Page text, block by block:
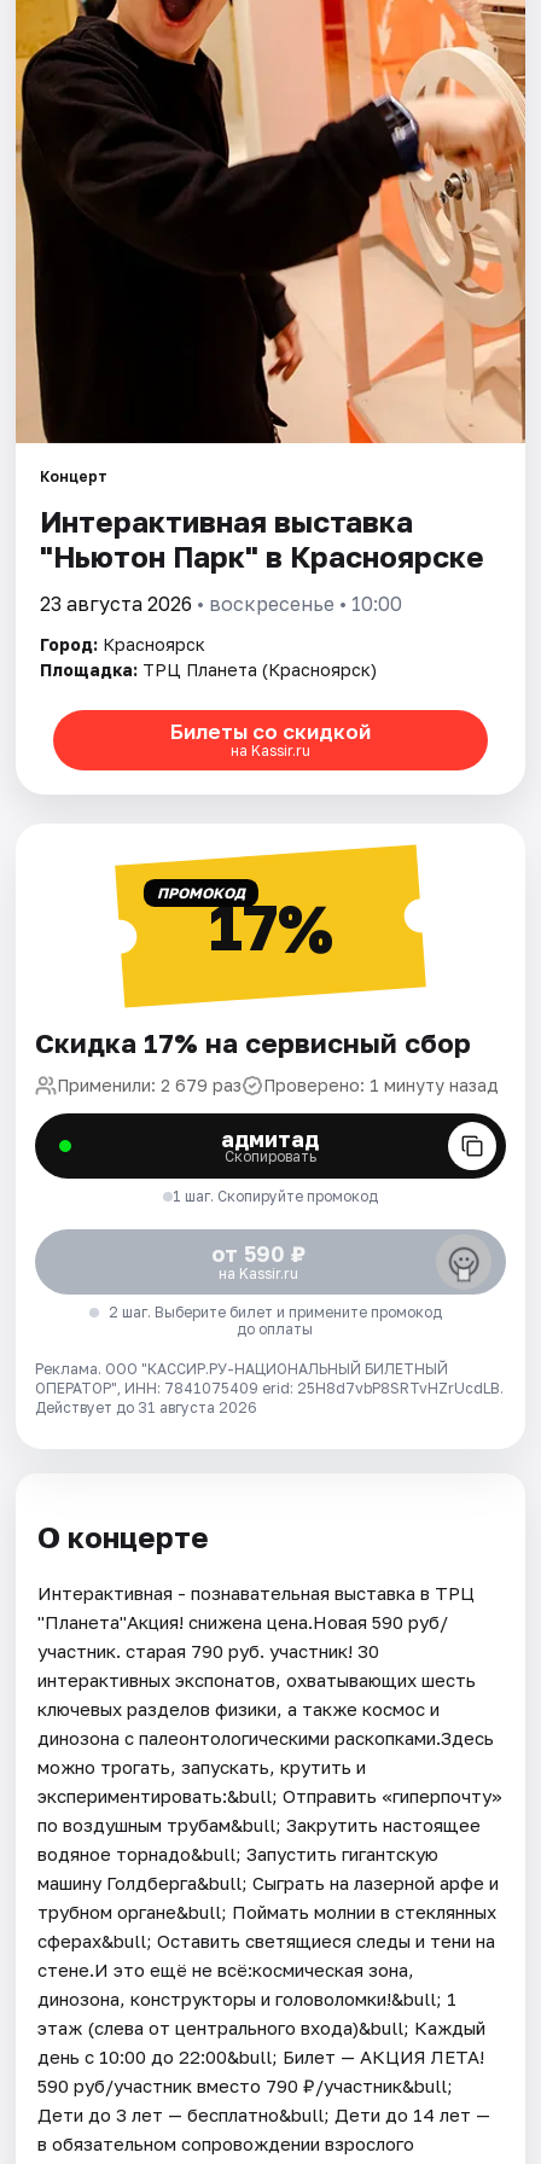
Города
Площадки
Артисты
Рейтинги
Концерт
Интерактивная выставка
"Ньютон Парк" в Красноярске
23 августа 2026 • воскресенье • 10:00
Город: Красноярск
Площадка: ТРЦ Планета (Красноярск)
Билеты со скидкой
на Kassir.ru
ПРОМОКОД17%
Скидка 17% на сервисный сбор
Применили: 2 679 раз Проверено: 1 минуту назад
адмитад
Скопировать
1 шаг. Скопируйте промокод
от 590 ₽
на Kassir.ru
2 шаг. Выберите билет и примените промокод
до оплаты
Реклама. ООО "КАССИР.РУ-НАЦИОНАЛЬНЫЙ БИЛЕТНЫЙ
ОПЕРАТОР", ИНН: 7841075409 erid: 25H8d7vbP8SRTvHZrUcdLB.
Действует до 31 августа 2026
О концерте
Интерактивная - познавательная выставка в ТРЦ
"Планета"Акция! снижена цена.Новая 590 руб/
участник. старая 790 руб. участник! 30
интерактивных экспонатов, охватывающих шесть
ключевых разделов физики, а также космос и
динозона с палеонтологическими раскопками.Здесь
можно трогать, запускать, крутить и
экспериментировать:&bull; Отправить «гиперпочту»
по воздушным трубам&bull; Закрутить настоящее
водяное торнадо&bull; Запустить гигантскую
машину Голдберга&bull; Сыграть на лазерной арфе и
трубном органе&bull; Поймать молнии в стеклянных
сферах&bull; Оставить светящиеся следы и тени на
стене.И это ещё не всё:космическая зона,
динозона, конструкторы и головоломки!&bull; 1
этаж (слева от центрального входа)&bull; Каждый
день с 10:00 до 22:00&bull; Билет — АКЦИЯ ЛЕТА!
590 руб/участник вместо 790 ₽/участник&bull;
Дети до 3 лет — бесплатно&bull; Дети до 14 лет —
в обязательном сопровождении взрослого